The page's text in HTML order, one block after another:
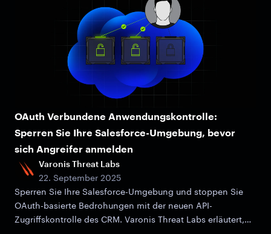
OAuth Verbundene Anwendungskontrolle:
Sperren Sie Ihre Salesforce-Umgebung, bevor
sich Angreifer anmelden
Varonis Threat Labs
22. September 2025
Sperren Sie Ihre Salesforce-Umgebung und stoppen Sie
OAuth-basierte Bedrohungen mit der neuen API-
Zugriffskontrolle des CRM. Varonis Threat Labs erläutert,